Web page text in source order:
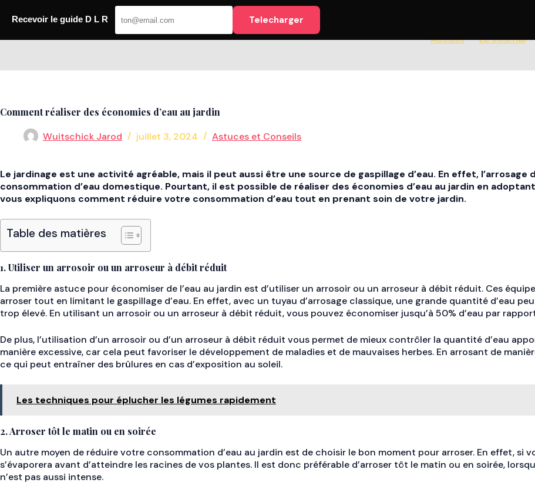
Accueil Le Journal
Comment réaliser des économies d’eau au jardin
Wuitschick Jarod
juillet 3, 2024 Astuces et Conseils
Le jardinage est une activité agréable, mais il peut aussi être une source de gaspillage d’eau. En effet,
consommation d’eau domestique. Pourtant, il est possible de réaliser des économies d’eau au jardin en
vous expliquons comment réduire votre consommation d’eau tout en prenant soin de votre jardin.
Table des matières
1. Utiliser un arrosoir ou un arroseur à débit réduit
La première astuce pour économiser de l’eau au jardin est d’utiliser un arrosoir ou un arroseur à débit réduit. Ces
arroser tout en limitant le gaspillage d’eau. En effet, avec un tuyau d’arrosage classique, une grande quantité d’eau
trop élevé. En utilisant un arrosoir ou un arroseur à débit réduit, vous pouvez économiser jusqu’à 50% d’eau par
De plus, l’utilisation d’un arrosoir ou d’un arroseur à débit réduit vous permet de mieux contrôler la quantité d’eau
manière excessive, car cela peut favoriser le développement de maladies et de mauvaises herbes. En arrosant de
ce qui peut entraîner des brûlures en cas d’exposition au soleil.
Les techniques pour éplucher les légumes rapidement
2. Arroser tôt le matin ou en soirée
Un autre moyen de réduire votre consommation d’eau au jardin est de choisir le bon moment pour arroser. En effet, si
s’évaporera avant d’atteindre les racines de vos plantes. Il est donc préférable d’arroser tôt le matin ou en soirée,
n’est pas aussi intense.
Recevoir le guide D L R Telecharger